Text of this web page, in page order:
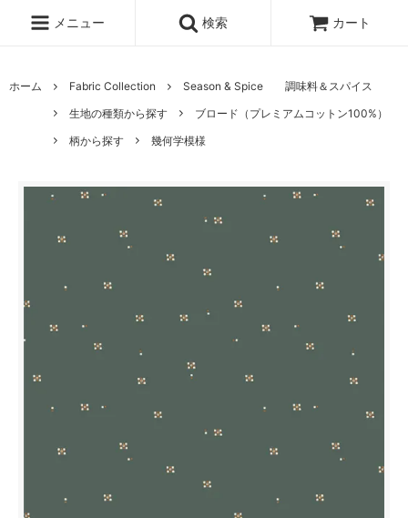
メニュー 検索 カート
ホーム Fabric Collection
Season & Spice 調味料＆スパイス
生地の種類から探す
ブロード（プレミアムコットン100%）
柄から探す
幾何学模様